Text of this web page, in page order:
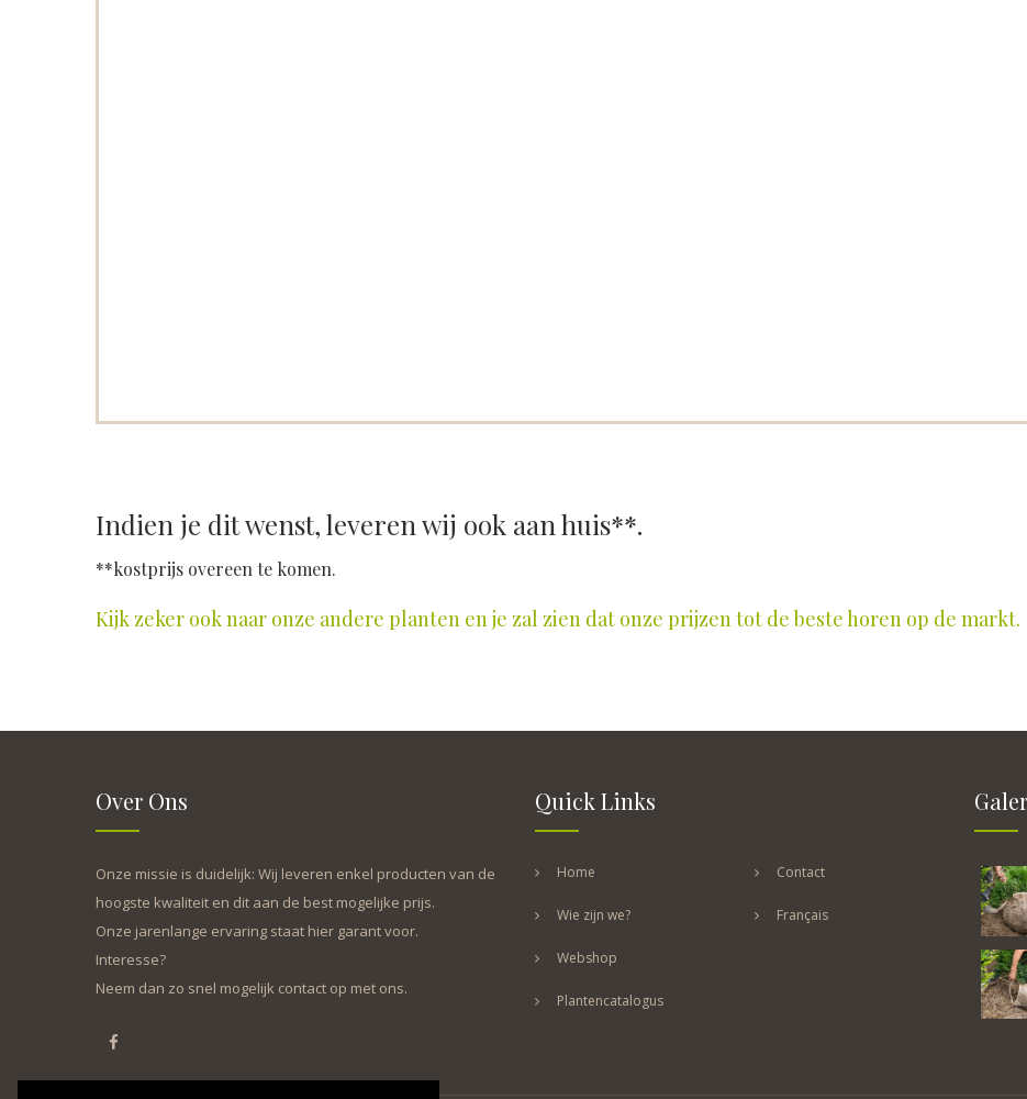
Indien je dit wenst, leveren wij ook aan huis**.
**kostprijs overeen te komen.
Kijk zeker ook naar onze andere planten en je zal zien dat onze prijzen tot de beste horen op de markt.
Over Ons
Onze missie is duidelijk: Wij leveren enkel producten van de
hoogste kwaliteit en dit aan de best mogelijke prijs.
Onze jarenlange ervaring staat hier garant voor.
Interesse?
Neem dan zo snel mogelijk contact op met ons.
Quick Links
Home
Wie zijn we?
Webshop
Plantencatalogus
Contact
Français